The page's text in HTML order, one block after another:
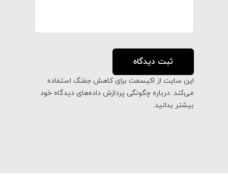
این سایت از اکیسمت برای کاهش جفنگ استفاده
می‌کند.درباره چگونگی پردازش داده‌های دیدگاه خود
بیشتر بدانید.